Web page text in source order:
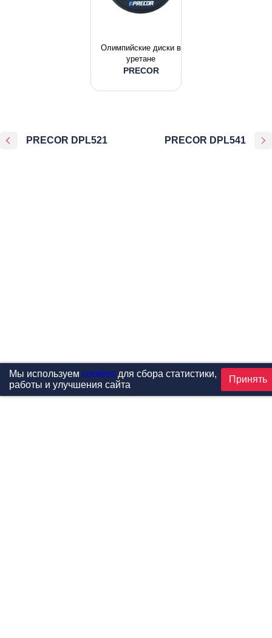
Олимпийские диски в
уретане
PRECOR
PRECOR DPL521 PRECOR DPL541
Мы используем cookiesдля сбора статистики,
работы и улучшения сайта
Принять